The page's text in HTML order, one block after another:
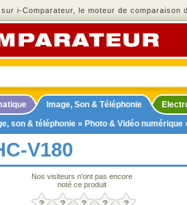
sur i-Comparateur, le moteur de comparaison
Image, Son & Téléphonie
son & téléphonie » Photo & Vidéo numérique
V180
Nos visiteurs n'ont pas encore
noté ce produit